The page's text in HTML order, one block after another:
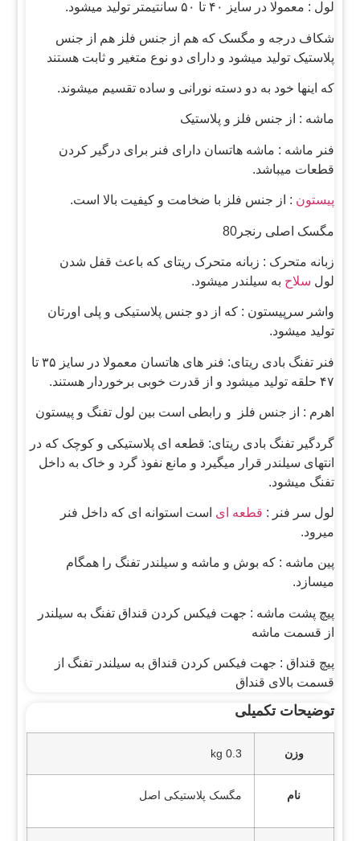
لول : معمولا در سایز ۴۰ تا ۵۰ سانتیمتر تولید میشود.
شکاف درجه و مگسک که هم از جنس فلز هم از جنس
پلاستیک تولید میشود و دارای دو نوع متغیر و ثابت هستند
که اینها خود به دو دسته نورانی و ساده تقسیم میشوند.
ماشه : از جنس فلز و پلاستیک
فنر ماشه : ماشه هاتسان دارای فنر برای درگیر کردن
قطعات میباشد.
پیستون : از جنس فلز با ضخامت و کیفیت بالا است.
مگسک اصلی رنجر80
زبانه متحرک : زبانه متحرک ریتای که باعث قفل شدن
لول سلاح به سیلندر میشود.
واشر سرپیستون : که از دو جنس پلاستیکی و پلی اورتان
تولید میشود.
فنر تفنگ بادی ریتای: فنر های هاتسان معمولا در سایز ۳۵ تا
۴۷ حلقه تولید میشود و از قدرت خوبی برخوردار هستند.
اهرم : از جنس فلز و رابطی است بین لول تفنگ و پیستون
گردگیر تفنگ بادی ریتای: قطعه ای پلاستیکی و کوچک که در
انتهای سیلندر قرار میگیرد و مانع نفوذ گرد و خاک به داخل
تفنگ میشود.
لول سر فنر : قطعه ای است استوانه ای که داخل فنر
میرود.
پین ماشه : که بوش و ماشه و سیلندر تفنگ را همگام
میسازد.
پیچ پشت ماشه : جهت فیکس کردن قنداق تفنگ به سیلندر
از قسمت ماشه
پیچ قنداق : جهت فیکس کردن قنداق به سیلندر تفنگ از
قسمت بالای قنداق
توضیحات تکمیلی
وزن 0.3 kg
نام مگسک پلاستیکی اصل